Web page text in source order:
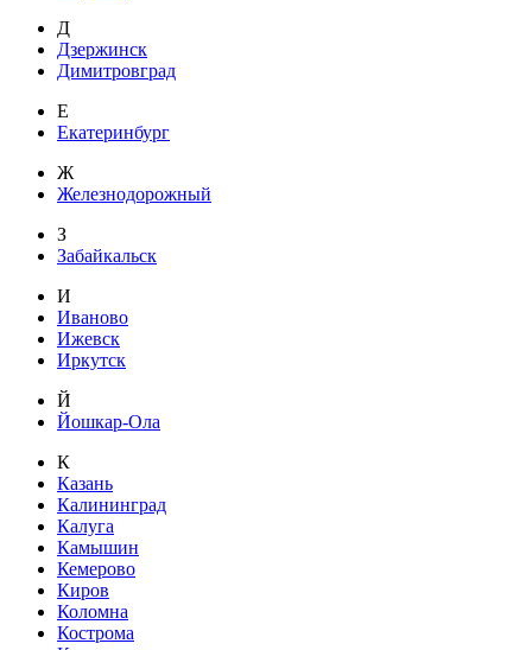
Д
Дзержинск
Димитровград
Е
Екатеринбург
Ж
Железнодорожный
З
Забайкальск
И
Иваново
Ижевск
Иркутск
Й
Йошкар-Ола
К
Казань
Калининград
Калуга
Камышин
Кемерово
Киров
Коломна
Кострома